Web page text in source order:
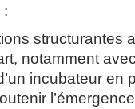
:
structurantes
notamment
incubateur en